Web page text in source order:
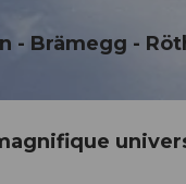
- Brämegg -